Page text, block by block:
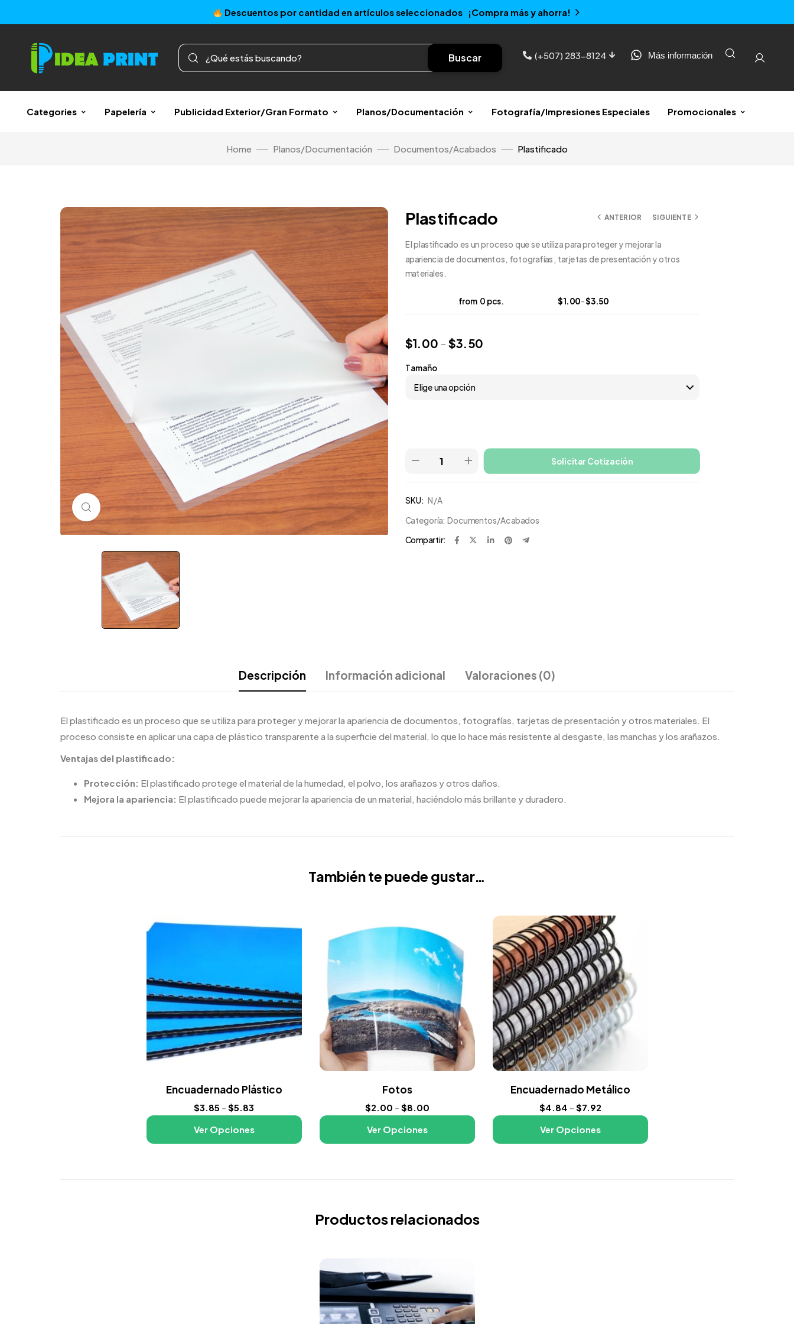
Descuentos por cantidad en artículos seleccionados ¡Compra más y ahorra!
Buscar (+507) 283-8124 Más información
Categories Papelería Publicidad Exterior/Gran Formato Planos/Documentación Fotografía/Impresiones Especiales Promocionales
Home Planos/Documentación Documentos/Acabados Plastificado
Click to enlarge
ANTERIOR SIGUIENTE
Plastificado
El plastificado es un proceso que se utiliza para proteger y mejorar la
apariencia de documentos, fotografías, tarjetas de presentación y otros
materiales.
from 0 pcs. $1.00-$3.50
$1.00 - $3.50
Tamaño
Solicitar Cotización
SKU: N/A
Categoría: Documentos/Acabados
Compartir:
Descripción Información adicional Valoraciones (0)
El plastificado es un proceso que se utiliza para proteger y mejorar la apariencia de documentos, fotografías, tarjetas de presentación y otros materiales. El
proceso consiste en aplicar una capa de plástico transparente a la superficie del material, lo que lo hace más resistente al desgaste, las manchas y los arañazos.
Ventajas del plastificado:
Protección: El plastificado protege el material de la humedad, el polvo, los arañazos y otros daños.
Mejora la apariencia: El plastificado puede mejorar la apariencia de un material, haciéndolo más brillante y duradero.
También te puede gustar…
Encuadernado Plástico
$3.85 - $5.83
Ver Opciones
Fotos
$2.00 - $8.00
Ver Opciones
Encuadernado Metálico
$4.84 - $7.92
Ver Opciones
Productos relacionados